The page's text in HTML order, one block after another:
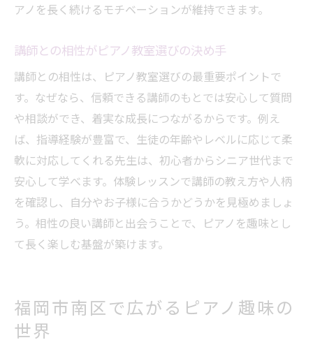
アノを長く続けるモチベーションが維持できます。
講師との相性がピアノ教室選びの決め手
講師との相性は、ピアノ教室選びの最重要ポイントで
す。なぜなら、信頼できる講師のもとでは安心して質問
や相談ができ、着実な成長につながるからです。例え
ば、指導経験が豊富で、生徒の年齢やレベルに応じて柔
軟に対応してくれる先生は、初心者からシニア世代まで
安心して学べます。体験レッスンで講師の教え方や人柄
を確認し、自分やお子様に合うかどうかを見極めましょ
う。相性の良い講師と出会うことで、ピアノを趣味とし
て長く楽しむ基盤が築けます。
福岡市南区で広がるピアノ趣味の
世界